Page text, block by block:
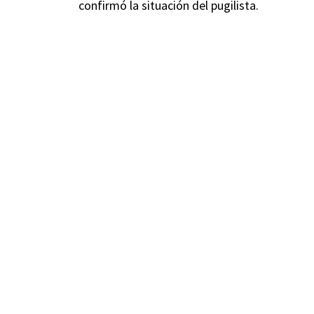
confirmó la situación del pugilista.